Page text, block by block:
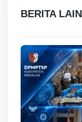
BERITA LAIN